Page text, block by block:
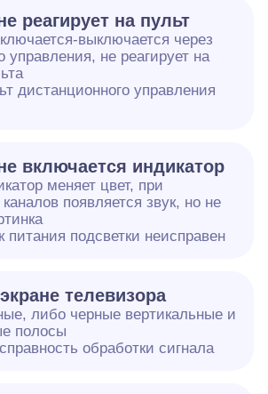
реагирует на пульт
выключается через
управления, не реагирует на
дистанционного управления
включается индикатор
меняет цвет, при
появляется звук, но не
питания подсветки неисправен
телевизора
либо черные вертикальные и
полосы
обработки сигнала